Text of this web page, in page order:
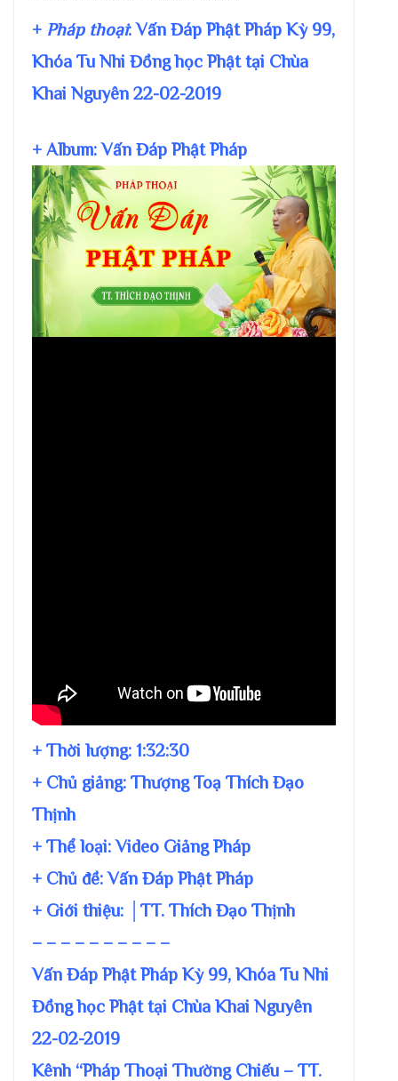
+ Pháp thoại: Vấn Đáp Phật Pháp Kỳ 99,
Khóa Tu Nhi Đồng học Phật tại Chùa
Khai Nguyên 22-02-2019
+ Album: Vấn Đáp Phật Pháp
+ Thời lượng: 1:32:30
+ Chủ giảng: Thượng Toạ Thích Đạo
Thịnh
+ Thể loại: Video Giảng Pháp
+ Chủ đề:Vấn Đáp Phật Pháp
+ Giới thiệu: │TT. Thích Đạo Thịnh
– – – – – – – – – –
Vấn Đáp Phật Pháp Kỳ 99, Khóa Tu Nhi
Đồng học Phật tại Chùa Khai Nguyên
22-02-2019
Kênh “Pháp Thoại Thường Chiếu – TT.